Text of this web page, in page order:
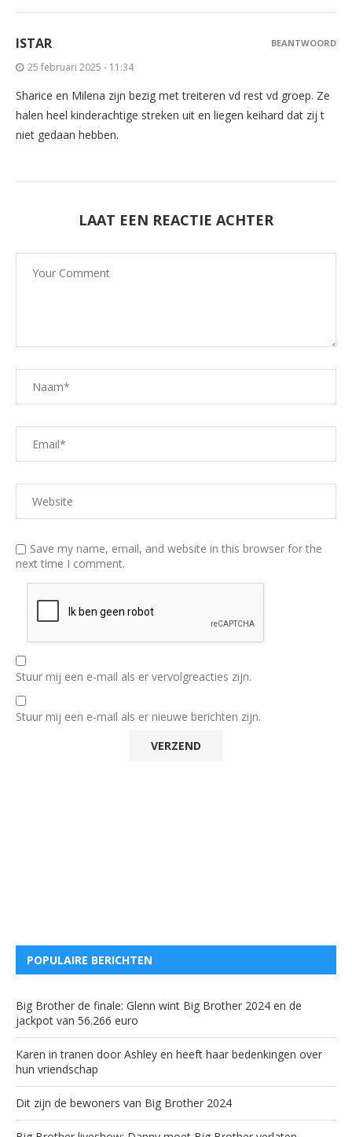
ISTAR
25 februari 2025 - 11:34
Sharice en Milena zijn bezig met treiteren vd rest vd groep. Ze
halen heel kinderachtige streken uit en liegen keihard dat zij t
niet gedaan hebben.
BEANTWOORD
LAAT EEN REACTIE ACHTER
Save my name, email, and website in this browser for the
next time I comment.
Stuur mij een e-mail als er vervolgreacties zijn.
Stuur mij een e-mail als er nieuwe berichten zijn.
POPULAIRE BERICHTEN
Big Brother de finale: Glenn wint Big Brother 2024 en de
jackpot van 56.266 euro
Karen in tranen door Ashley en heeft haar bedenkingen over
hun vriendschap
Dit zijn de bewoners van Big Brother 2024